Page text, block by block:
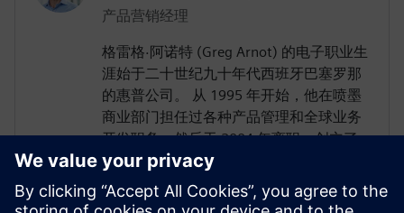
产品营销经理
格雷格·阿诺特 (Greg Arnot) 的电子职业生
涯始于二十世纪九十年代西班牙巴塞罗那
的惠普公司。 从 1995 年开始，他在喷墨
商业部门担任过各种产品管理和全球业务
开发职务，然后于 2004 年离职，创立了
一家为 Facebook 开发社交定位应用程序的
无线初创公司。 从那时起，他继续负责领
先的太阳能监控公司 GreenPowerMonitor